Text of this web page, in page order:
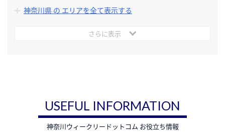
神奈川県 の エリアを全て表示する
さらに表示
USEFUL INFORMATION
神奈川ウィークリードットコム お役立ち情報